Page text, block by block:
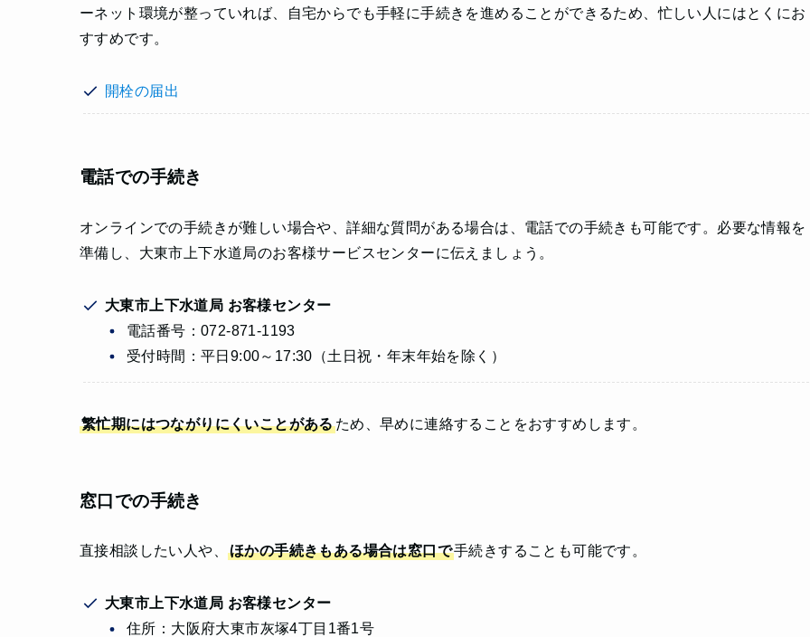
ーネット環境が整っていれば、自宅からでも手軽に手続きを進めることができるため、忙しい人にはとくにお
すすめです。
開栓の届出
電話での手続き
オンラインでの手続きが難しい場合や、詳細な質問がある場合は、電話での手続きも可能です。必要な情報を
準備し、大東市上下水道局のお客様サービスセンターに伝えましょう。
大東市上下水道局 お客様センター
電話番号：072-871-1193
受付時間：平日9:00～17:30（土日祝・年末年始を除く）
繁忙期にはつながりにくいことがあるため、早めに連絡することをおすすめします。
窓口での手続き
直接相談したい人や、 ほかの手続きもある場合は窓口で手続きすることも可能です。
大東市上下水道局 お客様センター
住所：大阪府大東市灰塚4丁目1番1号